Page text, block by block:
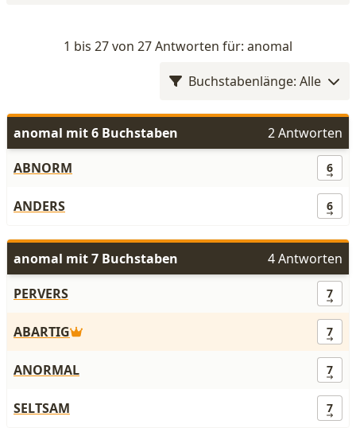
1 bis 27 von 27 Antworten für: anomal
Buchstabenlänge: Alle
anomal mit 6 Buchstaben
2 Antworten
ABNORM
6
ANDERS 6
anomal mit 7 Buchstaben
4 Antworten
PERVERS
7
ABARTIG 7
ANORMAL 7
SELTSAM 7